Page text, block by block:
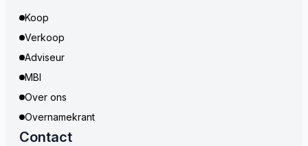
Koop
Verkoop
Adviseur
MBI
Over ons
Overnamekrant
Contact